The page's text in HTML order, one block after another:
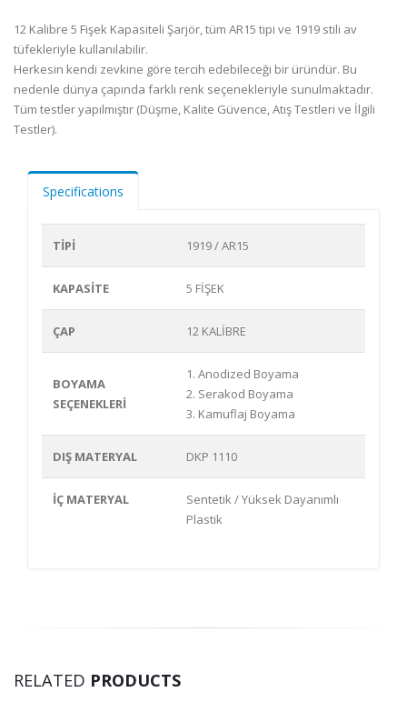
12 Kalibre 5 Fişek Kapasiteli Şarjör, tüm AR15 tipi ve 1919 stili av
tüfekleriyle kullanılabilir.
Herkesin kendi zevkine göre tercih edebileceği bir üründür. Bu
nedenle dünya çapında farklı renk seçenekleriyle sunulmaktadır.
Tüm testler yapılmıştır (Düşme, Kalite Güvence, Atış Testleri ve İlgili
Testler).
Specifications
TİPİ 1919 / AR15
KAPASİTE 5 FİŞEK
ÇAP 12 KALİBRE
BOYAMA
SEÇENEKLERİ
1. Anodized Boyama
2. Serakod Boyama
3. Kamuflaj Boyama
DIŞ MATERYAL DKP 1110
İÇ MATERYAL
Sentetik / Yüksek Dayanımlı
Plastik
RELATED PRODUCTS